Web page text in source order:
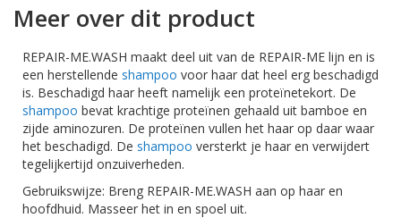
Meer over dit product
REPAIR-ME.WASH maakt deel uit van de REPAIR-ME lijn en is
een herstellende shampoo voor haar dat heel erg beschadigd
is. Beschadigd haar heeft namelijk een proteïnetekort. De
shampoo bevat krachtige proteïnen gehaald uit bamboe en
zijde aminozuren. De proteïnen vullen het haar op daar waar
het beschadigd. De shampoo versterkt je haar en verwijdert
tegelijkertijd onzuiverheden.
Gebruikswijze: Breng REPAIR-ME.WASH aan op haar en
hoofdhuid. Masseer het in en spoel uit.